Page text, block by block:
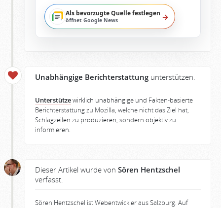
Als bevorzugte Quelle festlegen
öffnet Google News →
Unabhängige Berichterstattung unterstützen.
Unterstützewirklich unabhängige und Fakten-basierte
Berichterstattung zu Mozilla, welche nicht das Ziel hat,
Schlagzeilen zu produzieren, sondern objektiv zu
informieren.
Dieser Artikel wurde von Sören Hentzschel
verfasst.
Sören Hentzschel ist Webentwickler aus Salzburg. Auf